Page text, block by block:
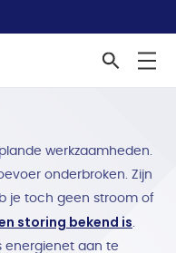
werkzaamheden.
onderbroken. Zijn
je toch geen stroom of
storing bekend is.
energienet aan te